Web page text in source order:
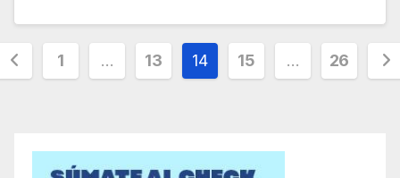
1 … 13 14 15 … 26